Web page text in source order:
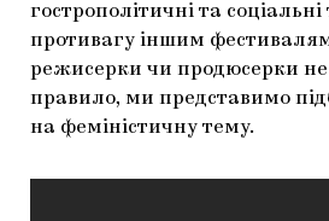
АРТЦЕНТРИ
МАРІУПОЛЬСЬКІ
CARPATHIAN CULT ПРО
гострополітичні та
противагу іншим
режисерки чи продюсерки
правило, ми представимо
на феміністичну тему.